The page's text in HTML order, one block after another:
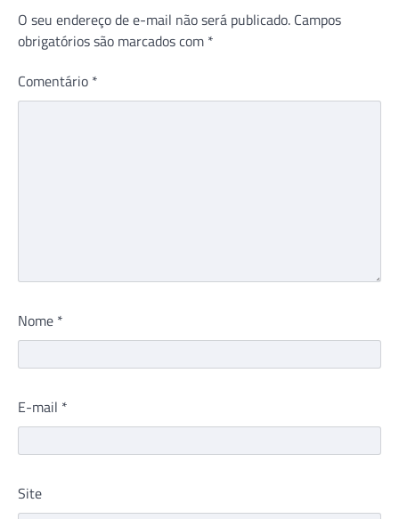
O seu endereço de e-mail não será publicado. Campos
obrigatórios são marcados com *
Comentário *
Nome *
E-mail *
Site